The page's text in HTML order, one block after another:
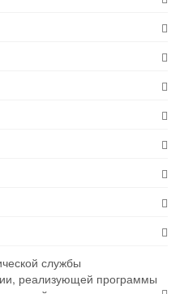
службы
реализующей программы